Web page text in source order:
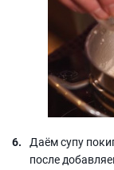
Даём супу
после